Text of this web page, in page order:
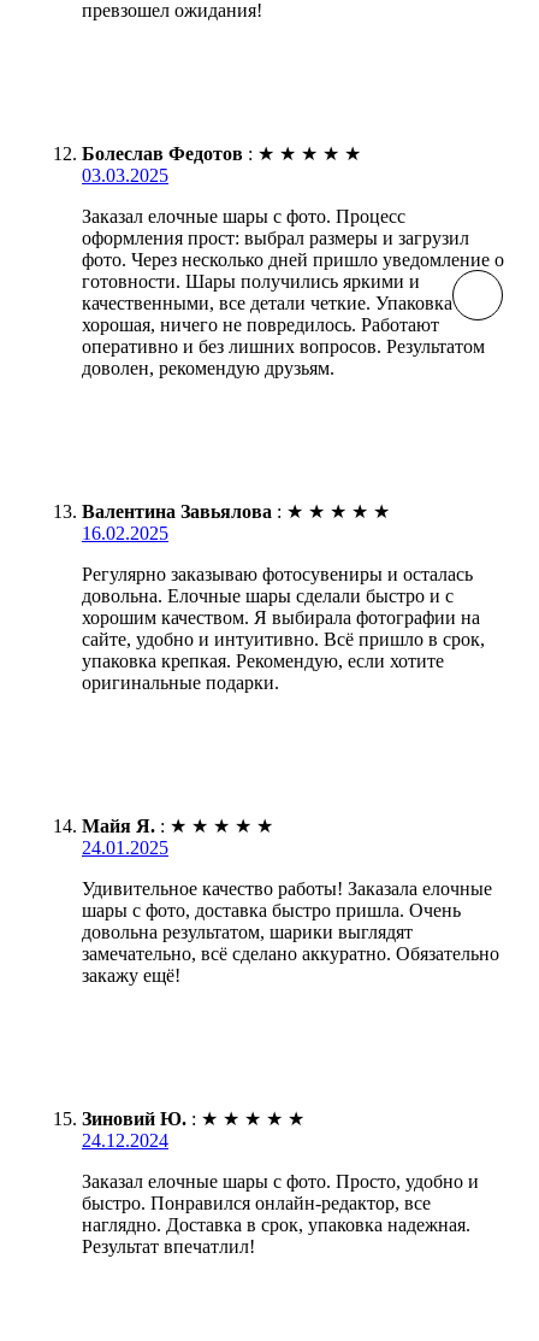
превзошел ожидания!
Болеслав Федотов : ★ ★ ★ ★ ★
03.03.2025
Заказал елочные шары с фото. Процесс
оформления прост: выбрал размеры и загрузил
фото. Через несколько дней пришло уведомление о
готовности. Шары получились яркими и
качественными, все детали четкие. Упаковка
хорошая, ничего не повредилось. Работают
оперативно и без лишних вопросов. Результатом
доволен, рекомендую друзьям.
Валентина Завьялова : ★ ★ ★ ★ ★
16.02.2025
Регулярно заказываю фотосувениры и осталась
довольна. Елочные шары сделали быстро и с
хорошим качеством. Я выбирала фотографии на
сайте, удобно и интуитивно. Всё пришло в срок,
упаковка крепкая. Рекомендую, если хотите
оригинальные подарки.
Майя Я. : ★ ★ ★ ★ ★
24.01.2025
Удивительное качество работы! Заказала елочные
шары с фото, доставка быстро пришла. Очень
довольна результатом, шарики выглядят
замечательно, всё сделано аккуратно. Обязательно
закажу ещё!
Зиновий Ю. : ★ ★ ★ ★ ★
24.12.2024
Заказал елочные шары с фото. Просто, удобно и
быстро. Понравился онлайн-редактор, все
наглядно. Доставка в срок, упаковка надежная.
Результат впечатлил!